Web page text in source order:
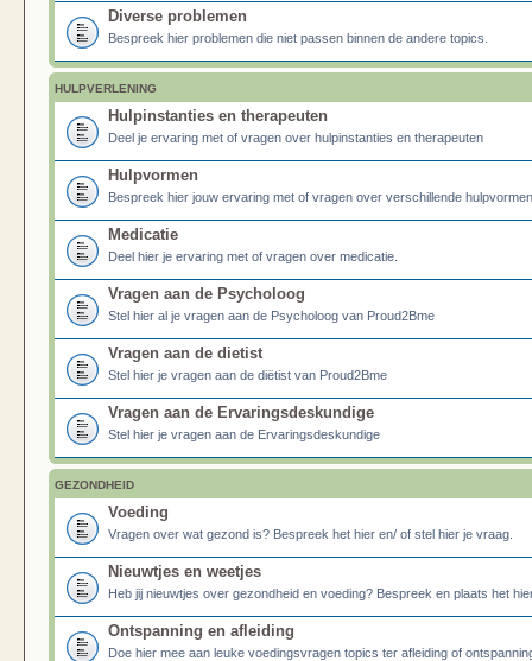
Diverse problemen
Bespreek hier problemen die niet passen binnen de andere topics.
HULPVERLENING
Hulpinstanties en therapeuten
Deel je ervaring met of vragen over hulpinstanties en therapeuten
Hulpvormen
Bespreek hier jouw ervaring met of vragen over verschillende
Medicatie
Deel hier je ervaring met of vragen over medicatie.
Vragen aan de Psycholoog
Stel hier al je vragen aan de Psycholoog van Proud2Bme
Vragen aan de dietist
Stel hier je vragen aan de diëtist van Proud2Bme
Vragen aan de Ervaringsdeskundige
Stel hier je vragen aan de Ervaringsdeskundige
GEZONDHEID
Voeding
Vragen over wat gezond is? Bespreek het hier en/ of stel hier je vraag.
Nieuwtjes en weetjes
Heb jij nieuwtjes over gezondheid en voeding? Bespreek en plaats het
Ontspanning en afleiding
Doe hier mee aan leuke voedingsvragen topics ter afleiding of